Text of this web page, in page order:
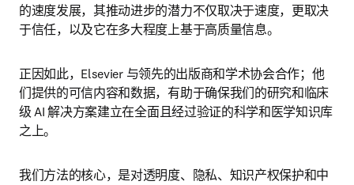
的速度发展，其推动进步的潜力不仅取决于速度，更取决
于信任，以及它在多大程度上基于高质量信息。
正因如此，Elsevier 与领先的出版商和学术协会合作；他
们提供的可信内容和数据，有助于确保我们的研究和临床
级 AI 解决方案建立在全面且经过验证的科学和医学知识库
之上。
我们方法的核心，是对透明度、隐私、知识产权保护和中